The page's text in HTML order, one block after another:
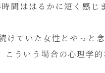
間ははるかに短く感じ
けていた女性とやっと
ういう場合の心理学的